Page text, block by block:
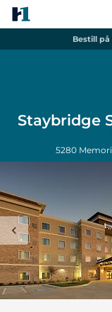
Bestill
Staybridge
5280